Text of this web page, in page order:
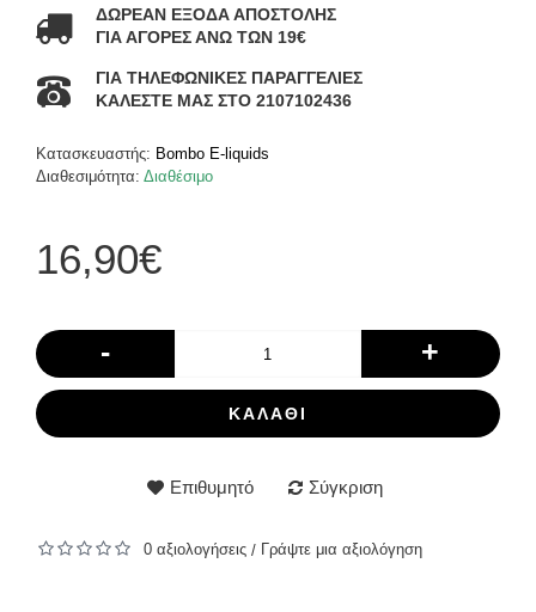
ΔΩΡΕΑΝ ΕΞΟΔΑ ΑΠΟΣΤΟΛΗΣ
ΓΙΑ ΑΓΟΡΕΣ ΑΝΩ ΤΩΝ 19€
ΓΙΑ ΤΗΛΕΦΩΝΙΚΕΣ ΠΑΡΑΓΓΕΛΙΕΣ
ΚΑΛΕΣΤΕ ΜΑΣ ΣΤΟ 2107102436
Κατασκευαστής: Bombo E-liquids
Διαθεσιμότητα: Διαθέσιμο
16,90€
- +
ΚΑΛΆΘΙ
Επιθυμητό Σύγκριση
0 αξιολογήσεις / Γράψτε μια αξιολόγηση